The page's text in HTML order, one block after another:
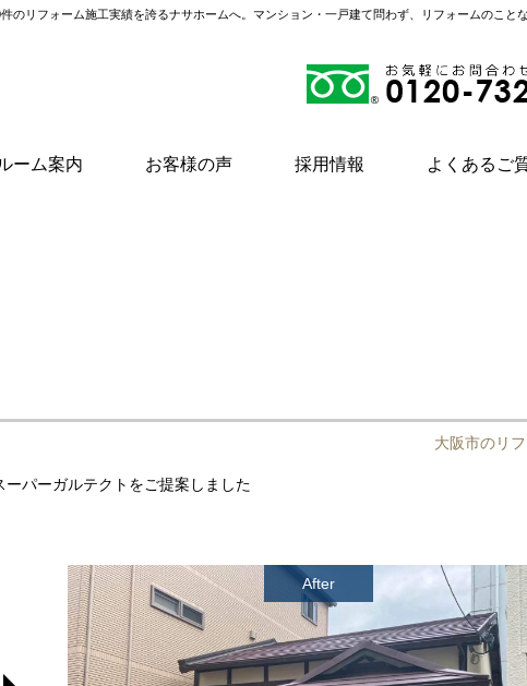
リフォーム施工実績を誇るナサホームへ。マンション・一戸建て問わず、リフォームのこと
ーム案内 お客様の声 採用情報 よくあるご
大阪市のリ
パーガルテクトをご提案しました